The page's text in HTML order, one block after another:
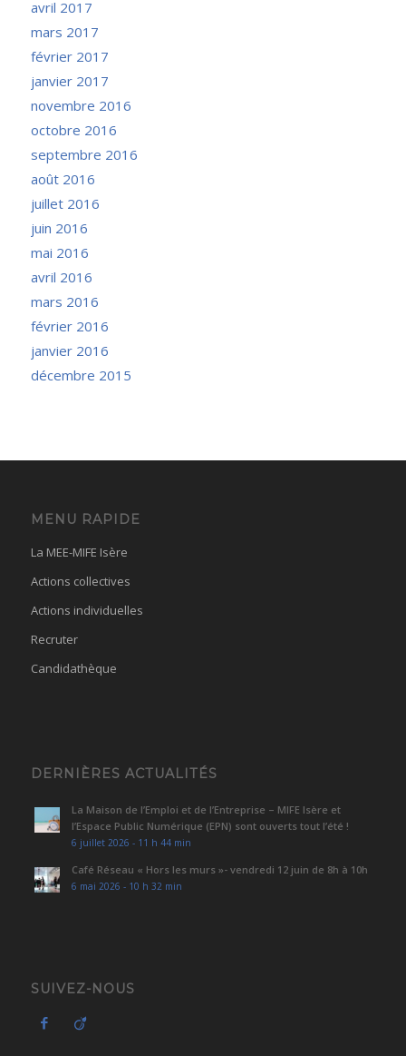
avril 2017
mars 2017
février 2017
janvier 2017
novembre 2016
octobre 2016
septembre 2016
août 2016
juillet 2016
juin 2016
mai 2016
avril 2016
mars 2016
février 2016
janvier 2016
décembre 2015
MENU RAPIDE
La MEE-MIFE Isère
Actions collectives
Actions individuelles
Recruter
Candidathèque
DERNIÈRES ACTUALITÉS
La Maison de l’Emploi et de l’Entreprise – MIFE Isère et
l’Espace Public Numérique (EPN) sont ouverts tout l’été !
6 juillet 2026 - 11 h 44 min
Café Réseau « Hors les murs »- vendredi 12 juin de 8h à 10h
6 mai 2026 - 10 h 32 min
SUIVEZ-NOUS